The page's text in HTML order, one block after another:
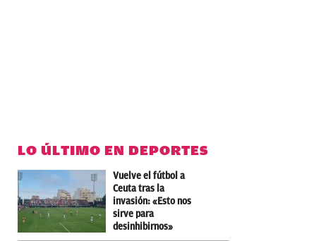
LO ÚLTIMO EN DEPORTES
Vuelve el fútbol a
Ceuta tras la
invasión: «Esto nos
sirve para
desinhibirnos»